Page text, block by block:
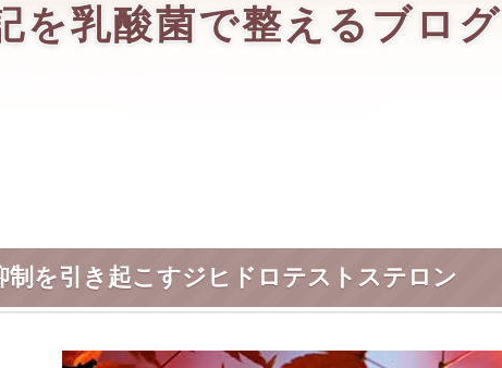
を乳酸菌で整えるブログ
制を引き起こすジヒドロテストステロン